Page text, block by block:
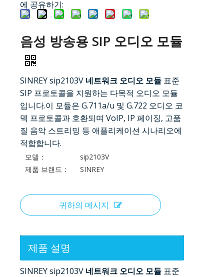
에 공유하기:
음성 방송용 SIP 오디오 모듈
SINREY sip2103V 네트워크 오디오 모듈 표준
SIP 프로토콜을 지원하는 다목적 오디오 모듈
입니다.이 모듈은 G.711a/u 및 G.722 오디오 코
덱 프로토콜과 호환되며 VoIP, IP 페이징, 고품
질 음악 스트리밍 등 애플리케이션 시나리오에
적합합니다.
모델：
sip2103V
제품 브랜드：
SINREY
귀하의 메시지
제품 설명
SINREY sip2103V 네트워크 오디오 모듈 표준